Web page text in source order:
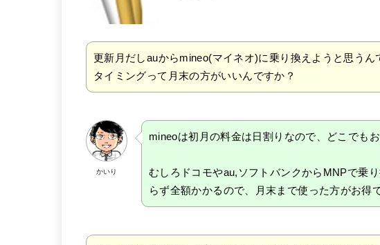
更新月だしauからmineo(マイネオ)に乗り換えようと思うん
タイミングって月末の方がいいんですか？
かいり
mineoは初月の料金は日割りなので、どこでも
むしろドコモやau,ソフトバンクからMNPで乗
らず全額かかるので、月末まで使った方がお得で